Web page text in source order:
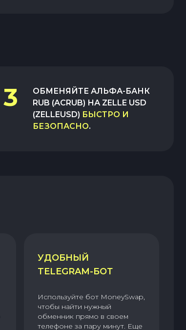
3 ОБМЕНЯЙТЕАЛЬФА-БАНК
RUB (ACRUB) НА ZELLE USD
(ZELLEUSD) БЫСТРО И
БЕЗОПАСНО.
УДОБНЫЙ
TELEGRAM-БОТ
Используйте бот MoneySwap,
чтобы найти нужный
обменник прямо в своем
телефоне за пару минут. Еще